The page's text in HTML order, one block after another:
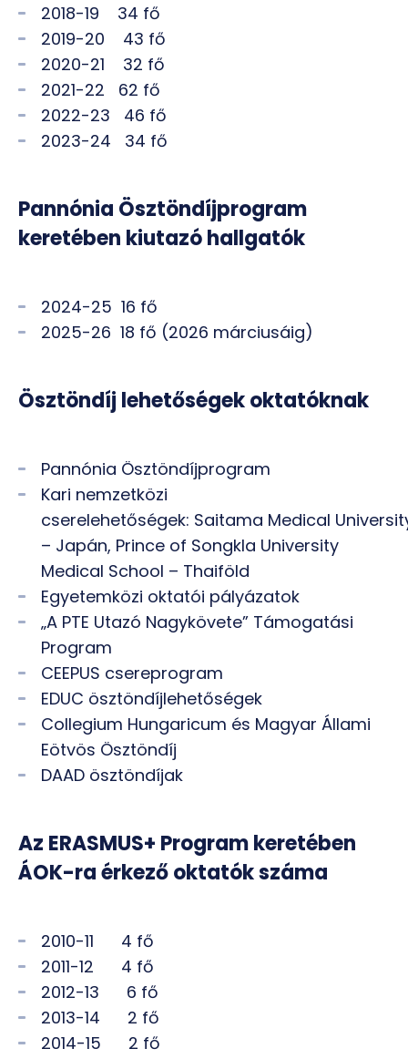
2018-19 34 fő
2019-20 43 fő
2020-21 32 fő
2021-22 62 fő
2022-23 46 fő
2023-24 34 fő
Pannónia Ösztöndíjprogram
keretében kiutazó hallgatók
2024-25 16 fő
2025-26 18 fő (2026 márciusáig)
Ösztöndíj lehetőségek oktatóknak
Pannónia Ösztöndíjprogram
Kari nemzetközi
cserelehetőségek: Saitama Medical
– Japán, Prince of Songkla University
Medical School – Thaiföld
Egyetemközi oktatói pályázatok
„A PTE Utazó Nagykövete” Támogatási
Program
CEEPUS csereprogram
EDUC ösztöndíjlehetőségek
Collegium Hungaricum és Magyar Állami
Eötvös Ösztöndíj
DAAD ösztöndíjak
Az ERASMUS+ Program keretében
ÁOK-ra érkező oktatók száma
2010-11 4 fő
2011-12 4 fő
2012-13 6 fő
2013-14 2 fő
2014-15 2 fő